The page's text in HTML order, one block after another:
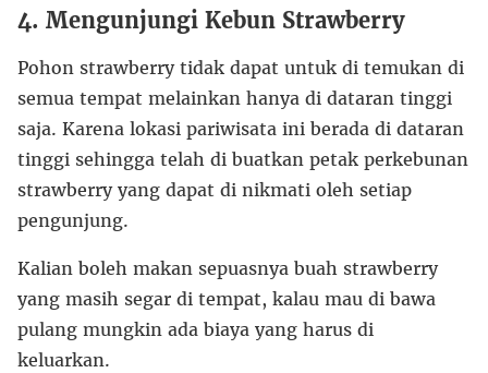
4. Mengunjungi Kebun Strawberry
Pohon strawberry tidak dapat untuk di temukan di
semua tempat melainkan hanya di dataran tinggi
saja. Karena lokasi pariwisata ini berada di dataran
tinggi sehingga telah di buatkan petak perkebunan
strawberry yang dapat di nikmati oleh setiap
pengunjung.
Kalian boleh makan sepuasnya buah strawberry
yang masih segar di tempat, kalau mau di bawa
pulang mungkin ada biaya yang harus di
keluarkan.